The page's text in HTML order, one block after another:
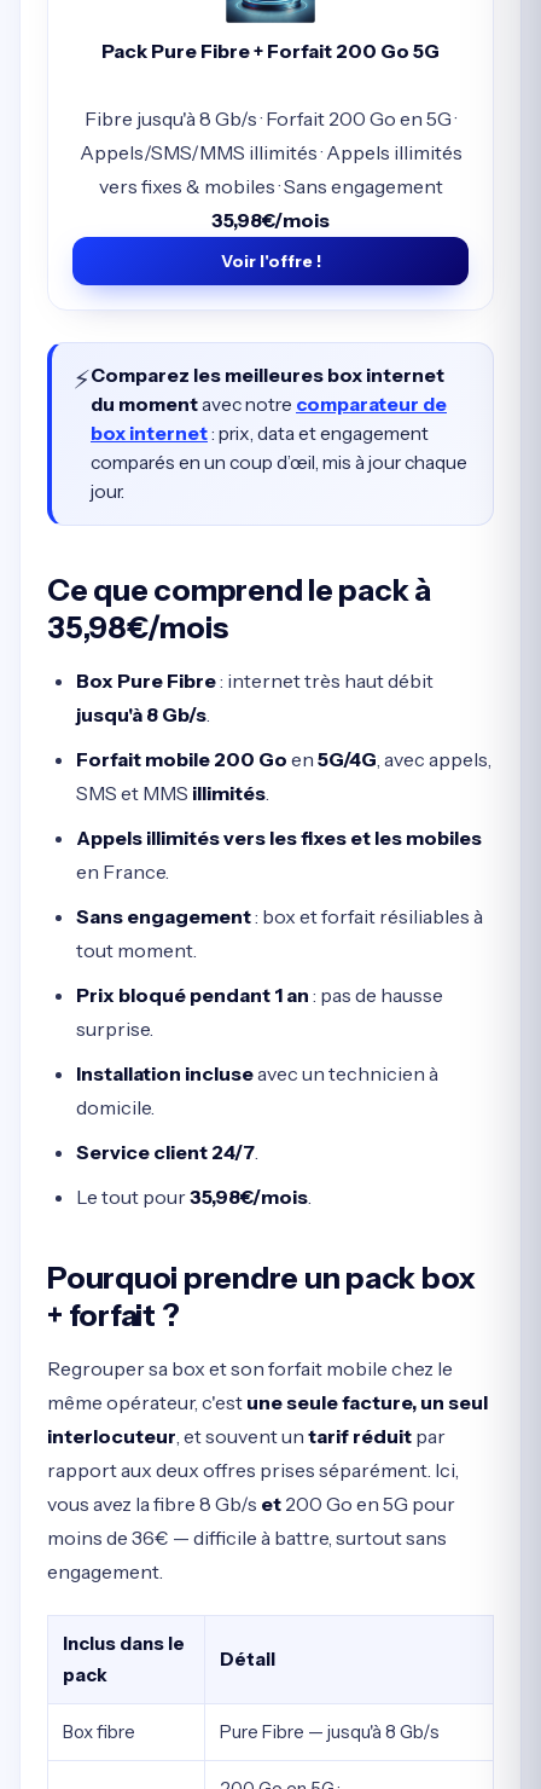
Pack Pure Fibre + Forfait 200 Go 5G
Fibre jusqu'à 8 Gb/s · Forfait 200 Go en 5G ·
Appels/SMS/MMS illimités · Appels illimités
vers fixes & mobiles · Sans engagement
35,98€/mois
Voir l'offre !
⚡Comparez les meilleures box internet
du momentavec notre comparateur de
box internet: prix, data et engagement
comparés en un coup d’œil, mis à jour chaque
jour.
Ce que comprend le pack à
35,98€/mois
Box Pure Fibre: internet très haut débit
jusqu'à 8 Gb/s.
Forfait mobile 200 Go en 5G/4G, avec appels,
SMS et MMS illimités.
Appels illimités vers les fixes et les mobiles
en France.
Sans engagement: box et forfait résiliables à
tout moment.
Prix bloqué pendant 1 an : pas de hausse
surprise.
Installation incluseavec un technicien à
domicile.
Service client 24/7.
Le tout pour35,98€/mois.
Pourquoi prendre un pack box
+ forfait ?
Regrouper sa box et son forfait mobile chez le
même opérateur, c'est une seule facture, un seul
interlocuteur, et souvent un tarif réduit par
rapport aux deux offres prises séparément. Ici,
vous avez la fibre 8 Gb/s et 200 Go en 5G pour
moins de 36€ — difficile à battre, surtout sans
engagement.
Inclus dans le
pack
Détail
Box fibre Pure Fibre — jusqu'à 8 Gb/s